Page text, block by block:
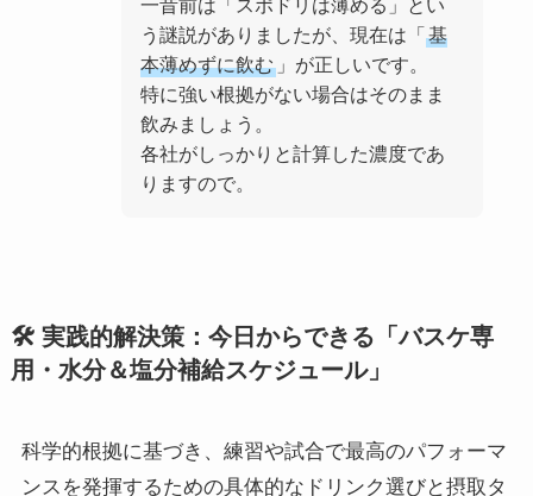
一昔前は「スポドリは薄める」とい
う謎説がありましたが、現在は「基
本薄めずに飲む 」が正しいです。
特に強い根拠がない場合はそのまま
飲みましょう。
各社がしっかりと計算した濃度であ
りますので。
🛠 実践的解決策：今日からできる「バスケ専
用・水分＆塩分補給スケジュール」
科学的根拠に基づき、練習や試合で最高のパフォーマ
ンスを発揮するための具体的なドリンク選びと摂取タ